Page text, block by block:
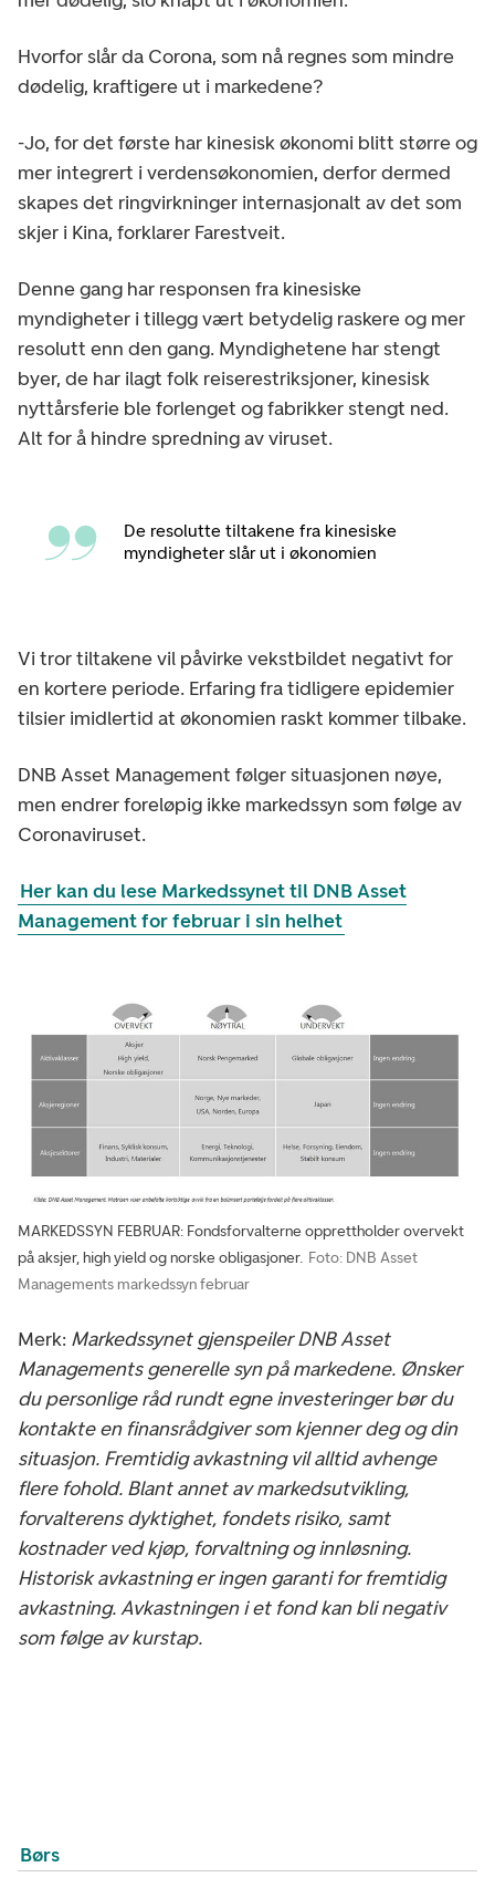
Hvorfor slår da Corona, som nå regnes som mindre
dødelig, kraftigere ut i markedene?
-Jo, for det første har kinesisk økonomi blitt større og
mer integrert i verdensøkonomien, derfor dermed
skapes det ringvirkninger internasjonalt av det som
skjer i Kina, forklarer Farestveit.
Denne gang har responsen fra kinesiske
myndigheter i tillegg vært betydelig raskere og mer
resolutt enn den gang. Myndighetene har stengt
byer, de har ilagt folk reiserestriksjoner, kinesisk
nyttårsferie ble forlenget og fabrikker stengt ned.
Alt for å hindre spredning av viruset.
De resolutte tiltakene fra kinesiske
myndigheter slår ut i økonomien
Vi tror tiltakene vil påvirke vekstbildet negativt for
en kortere periode. Erfaring fra tidligere epidemier
tilsier imidlertid at økonomien raskt kommer tilbake.
DNB Asset Management følger situasjonen nøye,
men endrer foreløpig ikke markedssyn som følge av
Coronaviruset.
Her kan du lese Markedssynet til DNB Asset
Management for februar i sin helhet
MARKEDSSYN FEBRUAR: Fondsforvalterne opprettholder overvekt
på aksjer, high yield og norske obligasjoner. Foto: DNB Asset
Managements markedssyn februar
Merk: Markedssynet gjenspeiler DNB Asset
Managements generelle syn på markedene. Ønsker
du personlige råd rundt egne investeringer bør du
kontakte en finansrådgiver som kjenner deg og din
situasjon. Fremtidig avkastning vil alltid avhenge
flere fohold. Blant annet av markedsutvikling,
forvalterens dyktighet, fondets risiko, samt
kostnader ved kjøp, forvaltning og innløsning.
Historisk avkastning er ingen garanti for fremtidig
avkastning. Avkastningen i et fond kan bli negativ
som følge av kurstap.
Børs